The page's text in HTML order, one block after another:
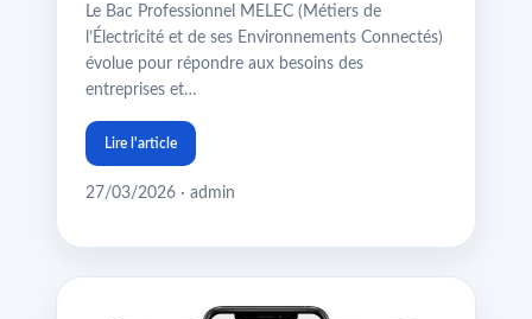
Le Bac Professionnel MELEC (Métiers de
l’Électricité et de ses Environnements Connectés)
évolue pour répondre aux besoins des
entreprises et…
Lire l'article
27/03/2026 · admin